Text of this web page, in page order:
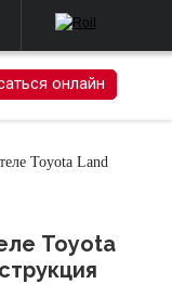
онлайн
Toyota Land
Toyota